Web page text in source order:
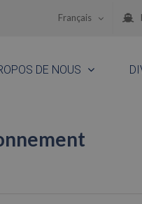
Français
DE NOUS